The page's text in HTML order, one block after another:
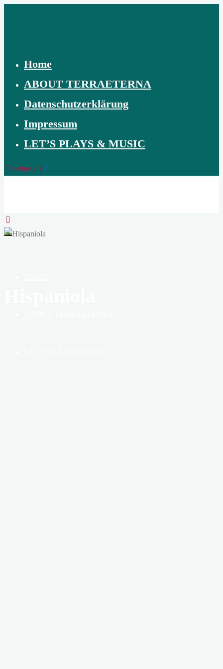
Home
ABOUT TERRAETERNA
Datenschutzerklärung
Impressum
LET’S PLAYS & MUSIC
Twitter / X
CREATION
OF